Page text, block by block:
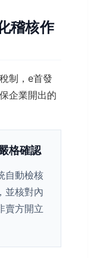
稽核作
制，e首發
企業開出的
格確認
自動檢核
並核對內
賣方開立